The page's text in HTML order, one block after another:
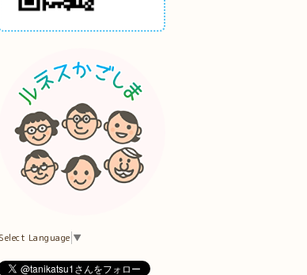
Select Language ▼